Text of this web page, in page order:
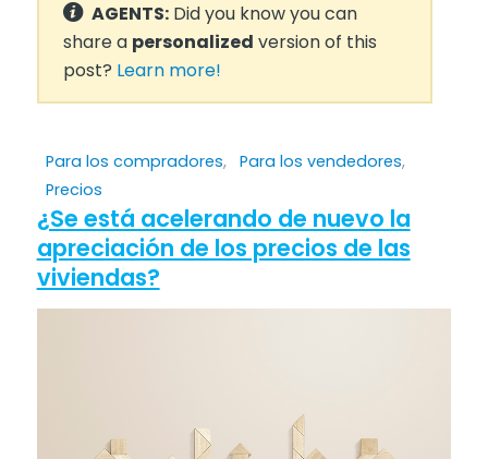
AGENTS:Did you know you can
share a personalized version of this
post? Learn more!
Para los compradores, Para los vendedores,
Precios
¿Se está acelerando de nuevo la
apreciación de los precios de las
viviendas?